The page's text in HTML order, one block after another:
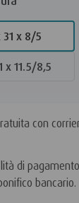
x 31 x 8/5
x 11.5/8,5
con
di
bancario.